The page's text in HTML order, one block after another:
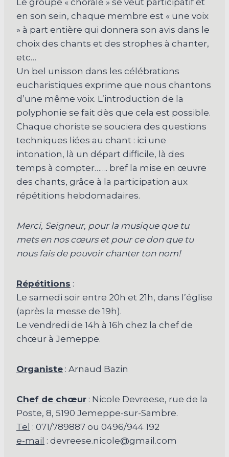
Le groupe « chorale » se veut participatif et
en son sein, chaque membre est « une voix
» à part entière qui donnera son avis dans le
choix des chants et des strophes à chanter,
etc…
Un bel unisson dans les célébrations
eucharistiques exprime que nous chantons
d’une même voix. L’introduction de la
polyphonie se fait dès que cela est possible.
Chaque choriste se souciera des questions
techniques liées au chant : ici une
intonation, là un départ difficile, là des
temps à compter……. bref la mise en œuvre
des chants, grâce à la participation aux
répétitions hebdomadaires.
Merci, Seigneur, pour la musique que tu
mets en nos cœurs et pour ce don que tu
nous fais de pouvoir chanter ton nom!
Répétitions :
Le samedi soir entre 20h et 21h, dans l’église
(après la messe de 19h).
Le vendredi de 14h à 16h chez la chef de
chœur à Jemeppe.
Organiste : Arnaud Bazin
Chef de chœur : Nicole Devreese, rue de la
Poste, 8, 5190 Jemeppe-sur-Sambre.
Tel : 071/789887 ou 0496/944 192
e-mail : devreese.nicole@gmail.com